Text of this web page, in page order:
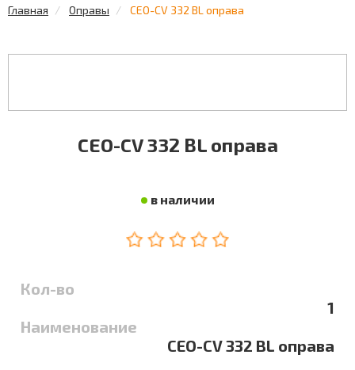
Главная Оправы CEO-CV 332 BL оправа
CEO-CV 332 BL оправа
в наличии
Кол-во
1
Наименование
CEO-CV 332 BL оправа